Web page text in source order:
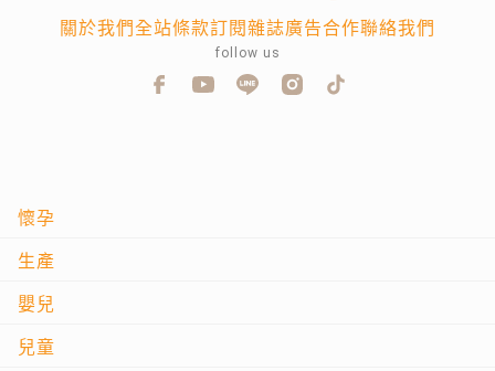
懷孕
生產
嬰兒
兒童
關於我們全站條款訂閱雜誌廣告合作聯絡我們
follow us